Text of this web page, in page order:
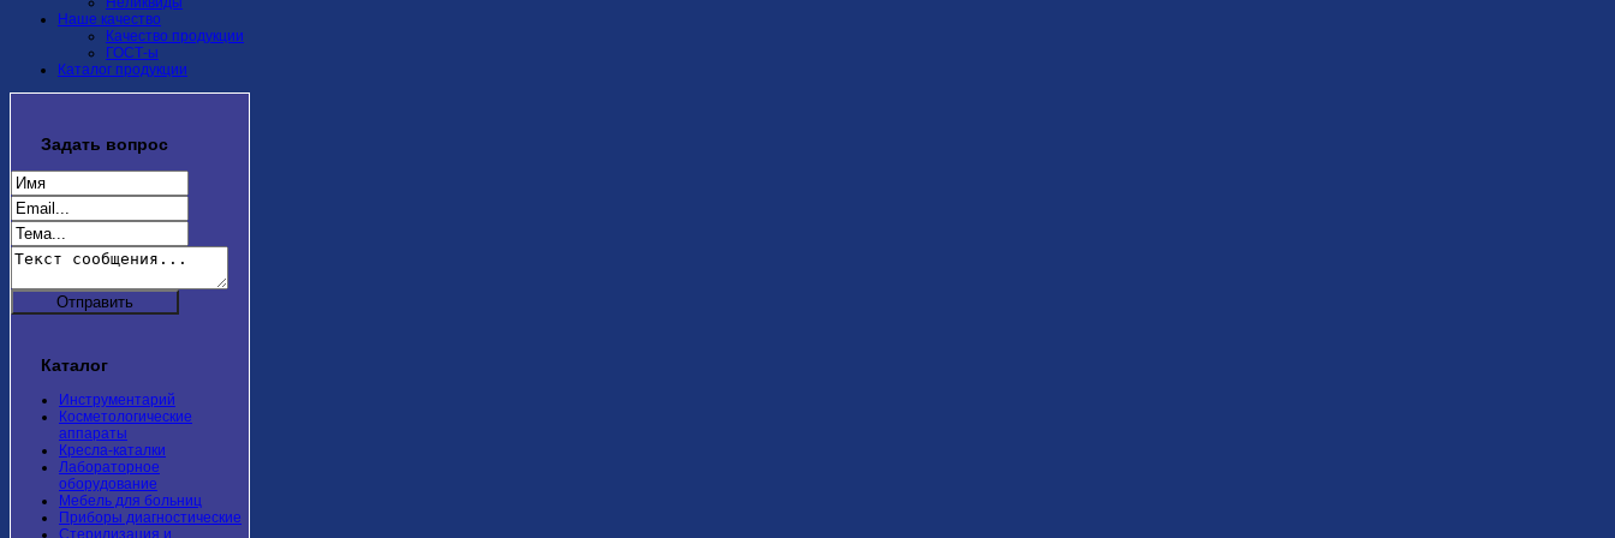
Наше качество
Качество продукции
ГОСТ-ы
Каталог продукции
Задать вопрос
Каталог
Инструментарий
Косметологические
аппараты
Кресла-каталки
Лабораторное
оборудование
Мебель для больниц
Приборы диагностические
Стерилизация и